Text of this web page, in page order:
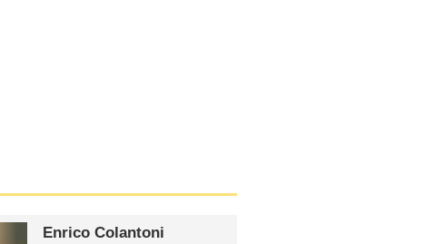
Enrico Colantoni